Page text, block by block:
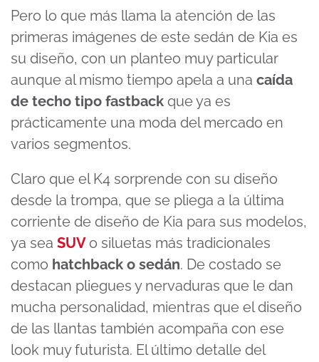
Pero lo que más llama la atención de las
primeras imágenes de este sedán de Kia es
su diseño, con un planteo muy particular
aunque al mismo tiempo apela a una caída
de techo tipo fastback que ya es
prácticamente una moda del mercado en
varios segmentos.
Claro que el K4 sorprende con su diseño
desde la trompa, que se pliega a la última
corriente de diseño de Kia para sus modelos,
ya sea SUV o siluetas más tradicionales
como hatchback o sedán. De costado se
destacan pliegues y nervaduras que le dan
mucha personalidad, mientras que el diseño
de las llantas también acompaña con ese
look muy futurista. El último detalle del